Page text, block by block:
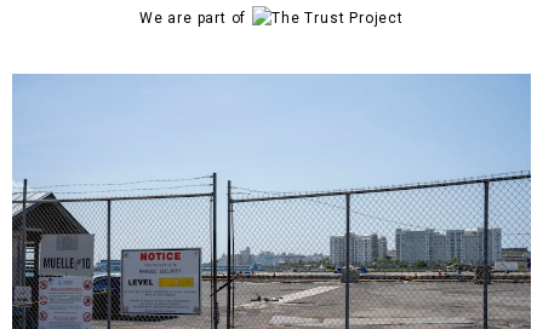
We are part of